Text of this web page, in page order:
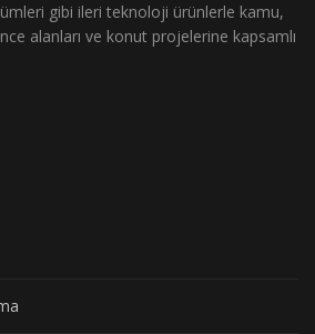
gibi ileri teknoloji ürünlerle kamu,
alanları ve konut projelerine kapsamlı